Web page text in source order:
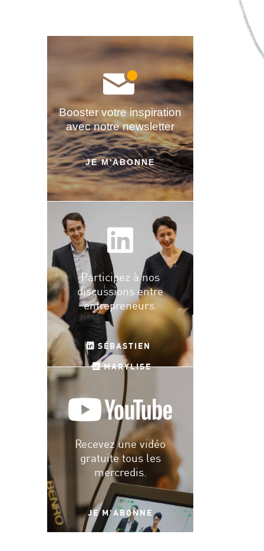
Booster votre inspiration
avec notre newsletter
JE M'ABONNE
Participez à nos
discussions entre
entrepreneurs.
SÉBASTIEN
MARYLISE
Recevez une vidéo
gratuite tous les
mercredis.
JE M'ABONNE